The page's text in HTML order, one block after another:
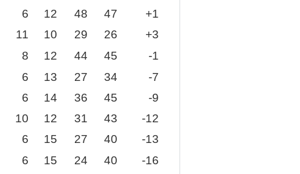
6 12 48 47
+1
11 10 29 26
+3
8 12 44 45
-1
6 13 27 34
-7
6 14 36 45
-9
10 12 31 43
-12
6 15 27 40
-13
6 15 24 40
-16